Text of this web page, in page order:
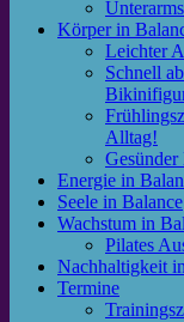
Körper in
Leichter
Schnell
Alltag!
Gesünder
Energie in
Seele in Balance
Wachstum in
Pilates
Nachhaltigkeit
Termine